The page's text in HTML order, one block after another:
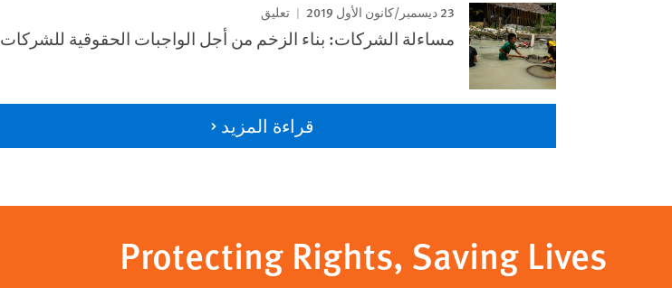
23 ديسمبر/كانون الأول 2019 تعليق
مساءلة الشركات: بناء الزخم من أجل الواجبات الحقوقية للشركات
قراءة المزيد
Protecting Rights, Saving Lives